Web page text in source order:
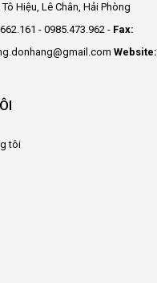
Tô Hiệu, Lê Chân, Hải Phòng
- 0985.473.962 - Fax:
Website:
tôi